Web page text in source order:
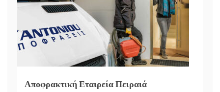
Αποφρακτική Εταιρεία Πειραιά